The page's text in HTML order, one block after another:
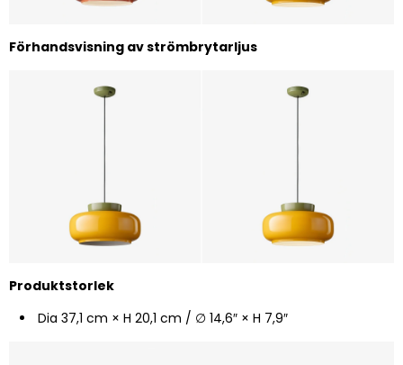
Förhandsvisning av strömbrytarljus
Produktstorlek
Dia 37,1 cm × H 20,1 cm / ∅ 14,6″ × H 7,9″